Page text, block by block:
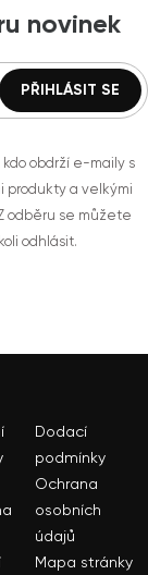
novinek
obdrží e-maily s
produkty a velkými
odběru se můžete
odhlásit.
Dodací
podmínky
Ochrana
osobních
údajů
Mapa stránky